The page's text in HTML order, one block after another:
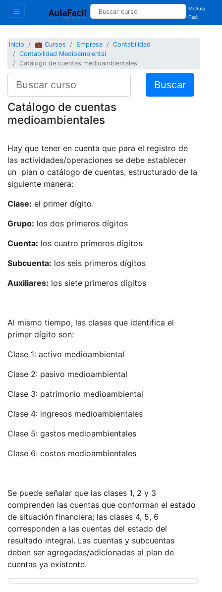
Mi Aula
Facil
Inicio 💼 Cursos Empresa
Contabilidad
Contabilidad Medioambiental
Catálogo de cuentas medioambientales
Buscar
Catálogo de cuentas
medioambientales
Hay que tener en cuenta que para el registro de
las actividades/operaciones se debe establecer
un plan o catálogo de cuentas, estructurado de la
siguiente manera:
Clase: el primer dígito.
Grupo: los dos primeros dígitos
Cuenta: los cuatro primeros dígitos
Subcuenta: los seis primeros dígitos
Auxiliares: los siete primeros dígitos
Al mismo tiempo, las clases que identifica el
primer dígito son:
Clase 1: activo medioambiental
Clase 2: pasivo medioambiental
Clase 3: patrimonio medioambiental
Clase 4: ingresos medioambientales
Clase 5: gastos medioambientales
Clase 6: costos medioambientales
Se puede señalar que las clases 1, 2 y 3
comprenden las cuentas que conforman el estado
de situación financiera; las clases 4, 5, 6
corresponden a las cuentas del estado del
resultado integral. Las cuentas y subcuentas
deben ser agregadas/adicionadas al plan de
cuentas ya existente.